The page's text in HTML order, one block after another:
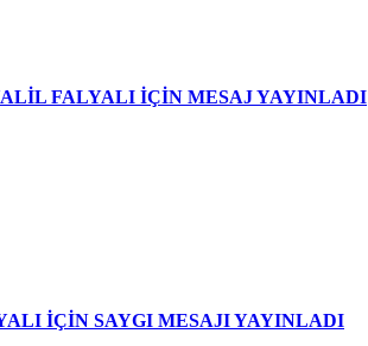
FALYALI İÇİN MESAJ YAYINLADI
İÇİN SAYGI MESAJI YAYINLADI